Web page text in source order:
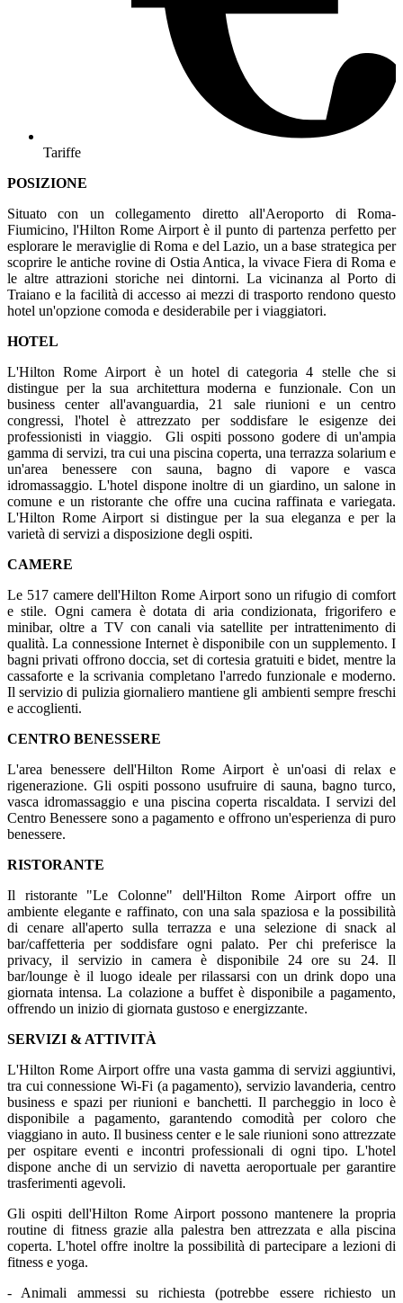
Tariffe
POSIZIONE
Situato con un collegamento diretto all'Aeroporto di Roma-
Fiumicino, l'Hilton Rome Airport è il punto di partenza perfetto per
esplorare le meraviglie di Roma e del Lazio, un a base strategica per
scoprire le antiche rovine di Ostia Antica, la vivace Fiera di Roma e
le altre attrazioni storiche nei dintorni. La vicinanza al Porto di
Traiano e la facilità di accesso ai mezzi di trasporto rendono questo
hotel un'opzione comoda e desiderabile per i viaggiatori.
HOTEL
L'Hilton Rome Airport è un hotel di categoria 4 stelle che si
distingue per la sua architettura moderna e funzionale. Con un
business center all'avanguardia, 21 sale riunioni e un centro
congressi, l'hotel è attrezzato per soddisfare le esigenze dei
professionisti in viaggio. Gli ospiti possono godere di un'ampia
gamma di servizi, tra cui una piscina coperta, una terrazza solarium e
un'area benessere con sauna, bagno di vapore e vasca
idromassaggio. L'hotel dispone inoltre di un giardino, un salone in
comune e un ristorante che offre una cucina raffinata e variegata.
L'Hilton Rome Airport si distingue per la sua eleganza e per la
varietà di servizi a disposizione degli ospiti.
CAMERE
Le 517 camere dell'Hilton Rome Airport sono un rifugio di comfort
e stile. Ogni camera è dotata di aria condizionata, frigorifero e
minibar, oltre a TV con canali via satellite per intrattenimento di
qualità. La connessione Internet è disponibile con un supplemento. I
bagni privati offrono doccia, set di cortesia gratuiti e bidet, mentre la
cassaforte e la scrivania completano l'arredo funzionale e moderno.
Il servizio di pulizia giornaliero mantiene gli ambienti sempre freschi
e accoglienti.
CENTRO BENESSERE
L'area benessere dell'Hilton Rome Airport è un'oasi di relax e
rigenerazione. Gli ospiti possono usufruire di sauna, bagno turco,
vasca idromassaggio e una piscina coperta riscaldata. I servizi del
Centro Benessere sono a pagamento e offrono un'esperienza di puro
benessere.
RISTORANTE
Il ristorante "Le Colonne" dell'Hilton Rome Airport offre un
ambiente elegante e raffinato, con una sala spaziosa e la possibilità
di cenare all'aperto sulla terrazza e una selezione di snack al
bar/caffetteria per soddisfare ogni palato. Per chi preferisce la
privacy, il servizio in camera è disponibile 24 ore su 24. Il
bar/lounge è il luogo ideale per rilassarsi con un drink dopo una
giornata intensa. La colazione a buffet è disponibile a pagamento,
offrendo un inizio di giornata gustoso e energizzante.
SERVIZI & ATTIVITÀ
L'Hilton Rome Airport offre una vasta gamma di servizi aggiuntivi,
tra cui connessione Wi-Fi (a pagamento), servizio lavanderia, centro
business e spazi per riunioni e banchetti. Il parcheggio in loco è
disponibile a pagamento, garantendo comodità per coloro che
viaggiano in auto. Il business center e le sale riunioni sono attrezzate
per ospitare eventi e incontri professionali di ogni tipo. L'hotel
dispone anche di un servizio di navetta aeroportuale per garantire
trasferimenti agevoli.
Gli ospiti dell'Hilton Rome Airport possono mantenere la propria
routine di fitness grazie alla palestra ben attrezzata e alla piscina
coperta. L'hotel offre inoltre la possibilità di partecipare a lezioni di
fitness e yoga.
- Animali ammessi su richiesta (potrebbe essere richiesto un